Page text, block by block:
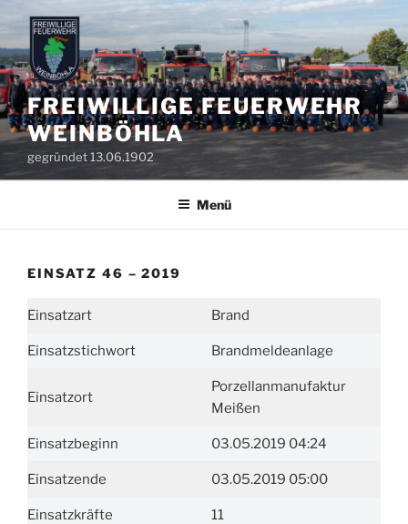
Inhalt
springen
FREIWILLIGE FEUERWEHR
WEINBÖHLA
gegründet 13.06.1902
Menü
EINSATZ 46 – 2019
Einsatzart Brand
Einsatzstichwort Brandmeldeanlage
Einsatzort
Porzellanmanufaktur
Meißen
Einsatzbeginn 03.05.2019 04:24
Einsatzende 03.05.2019 05:00
Einsatzkräfte 11